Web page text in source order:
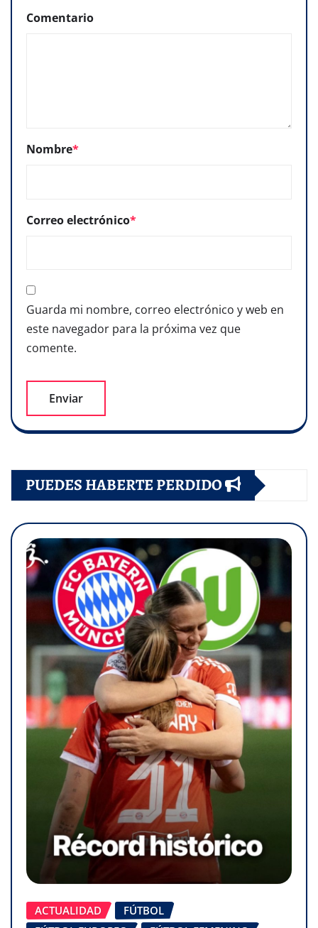
Comentario
Nombre*
Correo electrónico*
Guarda mi nombre, correo electrónico y web en
este navegador para la próxima vez que
comente.
PUEDES HABERTE PERDIDO
ACTUALIDAD
FÚTBOL